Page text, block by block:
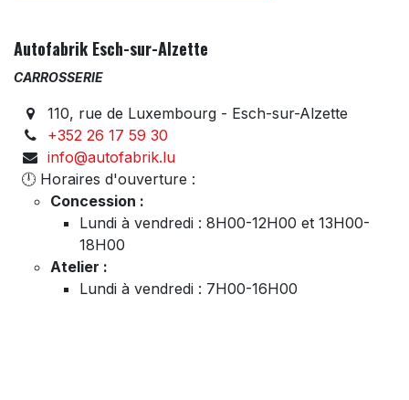
Autofabrik Esch-sur-Alzette
CARROSSERIE
110, rue de Luxembourg - Esch-sur-Alzette
+352 26 17 59 30
info@autofabrik.lu
🕛 Horaires d'ouverture :
Concession :
Lundi à vendredi : 8H00-12H00 et 13H00-
18H00
Atelier :
Lundi à vendredi : 7H00-16H00